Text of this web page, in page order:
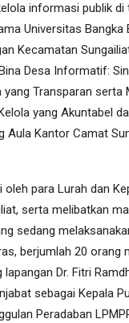
informasi publik di
Universitas Bangka
Kecamatan
Desa Informatif:
yang Transparan serta
yang Akuntabel
Aula Kantor Camat
oleh para Lurah dan
serta melibatkan
sedang
berjumlah 20 orang
Dr. Fitri
sebagai Kepala
Peradaban